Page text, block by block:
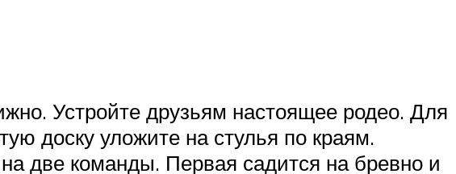
Устройте друзьям настоящее родео. Для
доску уложите на стулья по краям.
две команды. Первая садится на бревно и